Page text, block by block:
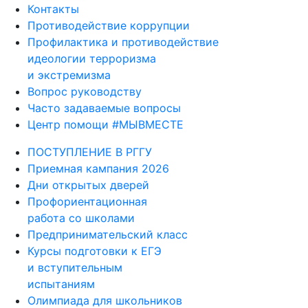
Контакты
Противодействие коррупции
Профилактика и противодействие
идеологии терроризма
и экстремизма
Вопрос руководству
Часто задаваемые вопросы
Центр помощи #МЫВМЕСТЕ
ПОСТУПЛЕНИЕ В РГГУ
Приемная кампания 2026
Дни открытых дверей
Профориентационная
работа со школами
Предпринимательский класс
Курсы подготовки к ЕГЭ
и вступительным
испытаниям
Олимпиада для школьников